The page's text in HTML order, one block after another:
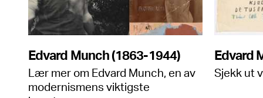
Edvard Munch (1863-1944)
Lær mer om Edvard Munch, en av
modernismens viktigste
Edvard
Sjekk ut